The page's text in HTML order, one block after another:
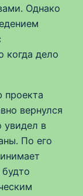
Однако
когда дело
проекта
вернулся
увидел в
По его